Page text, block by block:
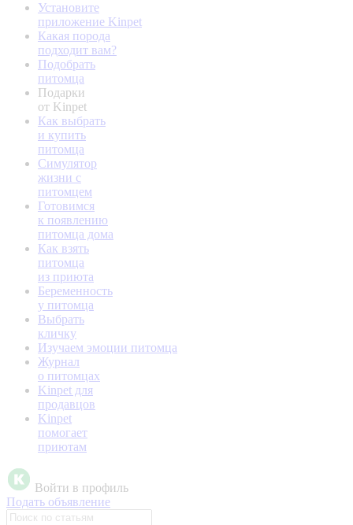
Установите
приложение Kinpet
Какая порода
подходит вам?
Подобрать
питомца
Подарки
от Kinpet
Как выбрать
и купить
питомца
Симулятор
жизни с
питомцем
Готовимся
к появлению
питомца дома
Как взять
питомца
из приюта
Беременность
у питомца
Выбрать
кличку
Изучаем эмоции питомца
Журнал
о питомцах
Kinpet для
продавцов
Kinpet
помогает
приютам
Войти в профиль
Подать объявление